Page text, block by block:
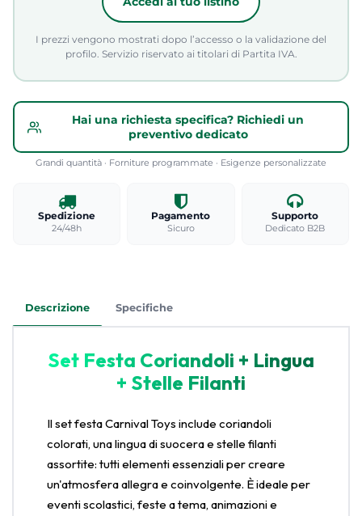
I prezzi vengono mostrati dopo l’accesso o la validazione del
profilo. Servizio riservato ai titolari di Partita IVA.
Hai una richiesta specifica? Richiedi un
preventivo dedicato
Grandi quantità · Forniture programmate · Esigenze personalizzate
Spedizione
24/48h
Pagamento
Sicuro
Supporto
Dedicato B2B
Descrizione Specifiche
Set Festa Coriandoli + Lingua
+ Stelle Filanti
Il set festa Carnival Toys include coriandoli
colorati, una lingua di suocera e stelle filanti
assortite: tutti elementi essenziali per creare
un'atmosfera allegra e coinvolgente. È ideale per
eventi scolastici, feste a tema, animazioni e